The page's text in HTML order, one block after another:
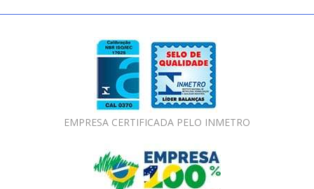
EMPRESA CERTIFICADA PELO INMETRO